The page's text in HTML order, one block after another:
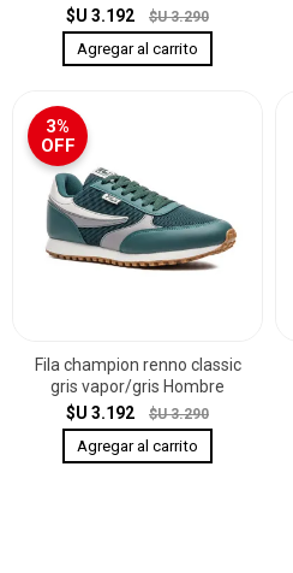
$U 3.192
$U 3.290
3%
OFF
Fila champion renno classic
gris vapor/gris Hombre
$U 3.192
$U 3.290